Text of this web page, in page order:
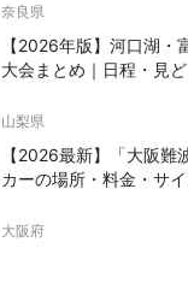
奈良県
【2026年版】河口湖・
大会まとめ｜日程・見
山梨県
【2026最新】「大阪難
カーの場所・料金・サ
大阪府